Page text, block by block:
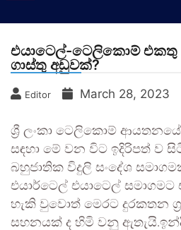
එයාටෙල්-ටෙලිකොම්
ගාස්තු අඩුවක්?
Editor March 28, 2023
ශ්‍රී ලංකා ටෙලිකොම්
සඳහා මේ වන විට ඉදිරිපත් ව
බහුජාතික විදුලි සංදේශ
එයාර්ටෙල් එයාටෙල් සමාගමට
හැකි වුවොත් මෙරට දුරකතන
සහනයක් ද හිමි වනු